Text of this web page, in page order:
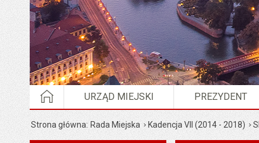
STRONA GŁÓWNA
URZĄD MIEJSKI PREZYDENT
Strona główna Rada Miejska Kadencja VII (2014 - 2018)